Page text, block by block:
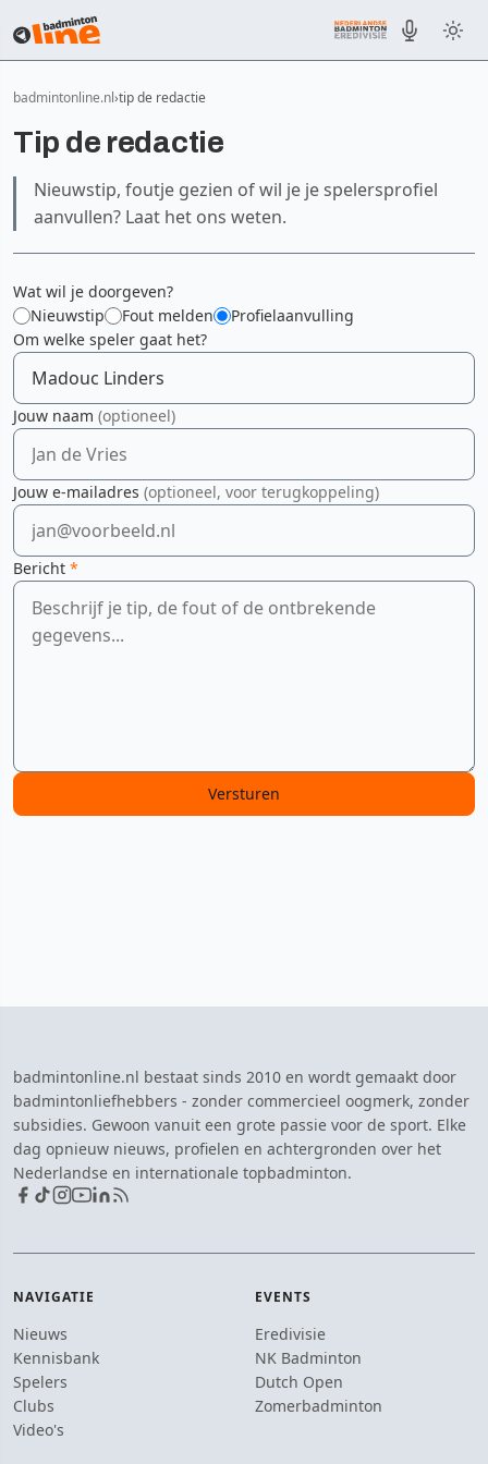
badmintonline.nl tip de redactie
Tip de redactie
Nieuwstip, foutje gezien of wil je je spelersprofiel
aanvullen? Laat het ons weten.
Wat wil je doorgeven?
Nieuwstip
Fout melden
Profielaanvulling
Om welke speler gaat het?
Jouw naam (optioneel)
Jouw e-mailadres (optioneel, voor terugkoppeling)
Bericht *
Versturen
badmintonline.nl bestaat sinds 2010 en wordt gemaakt door
badmintonliefhebbers - zonder commercieel oogmerk, zonder
subsidies. Gewoon vanuit een grote passie voor de sport. Elke
dag opnieuw nieuws, profielen en achtergronden over het
Nederlandse en internationale topbadminton.
NAVIGATIE
Nieuws
Kennisbank
Spelers
Clubs
Video's
EVENTS
Eredivisie
NK Badminton
Dutch Open
Zomerbadminton